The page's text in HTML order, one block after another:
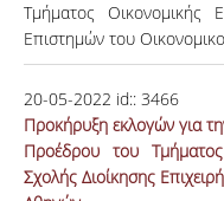
Τμήματος Οικονομικής
Επιστημών του
20-05-2022 id:: 3466
Προκήρυξη εκλογών για
Προέδρου του
Σχολής Διοίκησης